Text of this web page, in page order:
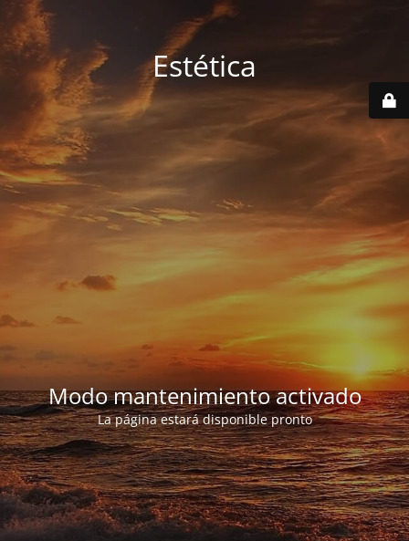
Estética
Modo mantenimiento activado
La página estará disponible pronto